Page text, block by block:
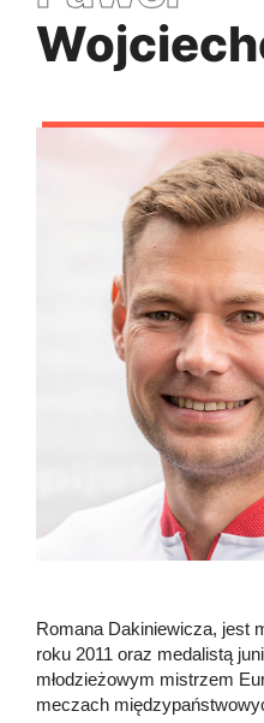
Romana Dakiniewicza, jest
roku 2011 oraz medalistą
młodzieżowym mistrzem
meczach